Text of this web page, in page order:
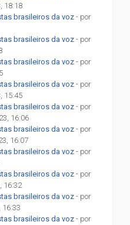
18:18
brasileiros da voz - por
brasileiros da voz - por
brasileiros da voz - por
brasileiros da voz - por
15:45
brasileiros da voz - por
16:06
brasileiros da voz - por
16:07
brasileiros da voz - por
brasileiros da voz - por
16:32
brasileiros da voz - por
16:33
brasileiros da voz - por